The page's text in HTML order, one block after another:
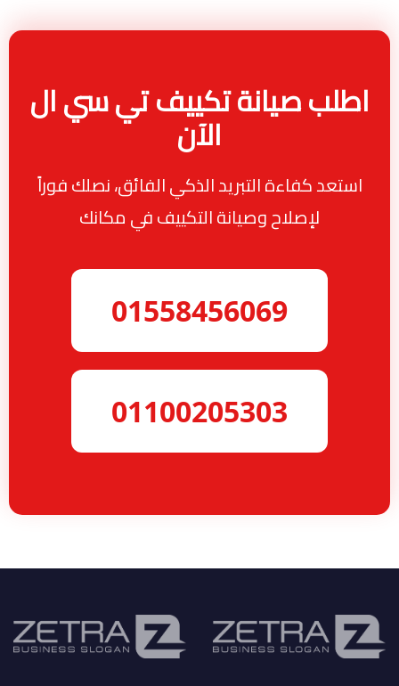
اطلب صيانة تكييف تي سي ال
الآن
استعد كفاءة التبريد الذكي الفائق، نصلك فوراً
لإصلاح وصيانة التكييف في مكانك
01558456069
01100205303